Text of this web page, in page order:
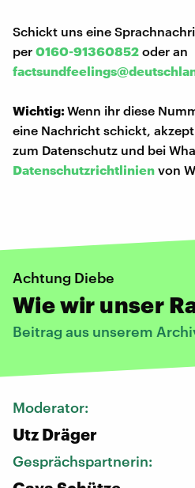
Schickt uns eine
per 0160-91360852 oder an
Wichtig:Wenn ihr diese
eine Nachricht schickt,
zum Datenschutz und bei
Datenschutzrichtlinien von
Achtung Diebe
Wie wir unser
Beitrag aus unserem
Moderator:
Utz Dräger
Gesprächspartnerin: